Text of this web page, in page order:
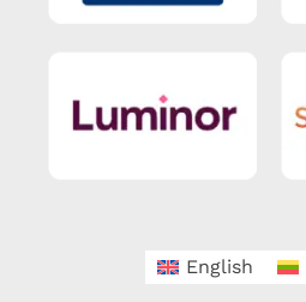
English